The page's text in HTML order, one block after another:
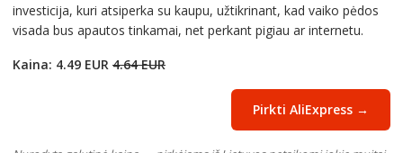
investicija, kuri atsiperka su kaupu, užtikrinant, kad vaiko pėdos
visada bus apautos tinkamai, net perkant pigiau ar internetu.
Kaina: 4.49 EUR 4.64 EUR
Pirkti AliExpress →